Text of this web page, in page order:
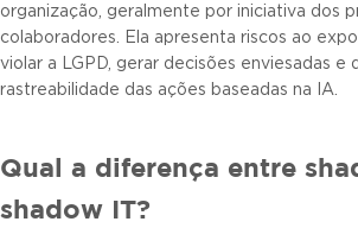
organização, geralmente por iniciativa dos
colaboradores. Ela apresenta riscos ao
violar a LGPD, gerar decisões enviesadas e
rastreabilidade das ações baseadas na IA.
Qual a diferença entre
shadow IT?